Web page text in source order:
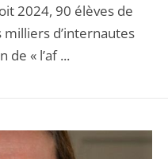
2024, 90 élèves de
d’internautes
« l’af ...